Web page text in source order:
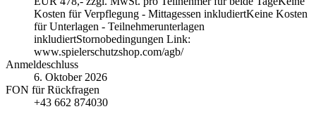
Kosten für Verpflegung - Mittagessen inkludiertKeine Kosten
für Unterlagen - Teilnehmerunterlagen
inkludiertStornobedingungen Link:
www.spielerschutzshop.com/agb/
Anmeldeschluss
6. Oktober 2026
FON für Rückfragen
+43 662 874030